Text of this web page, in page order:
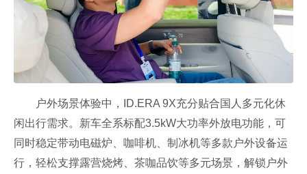
户外场景体验中，ID.ERA 9X充分贴合国人多元化休
闲出行需求。新车全系标配3.5kW大功率外放电功能，可
同时稳定带动电磁炉、咖啡机、制冰机等多款户外设备运
行，轻松支撑露营烧烤、茶咖品饮等多元场景，解锁户外